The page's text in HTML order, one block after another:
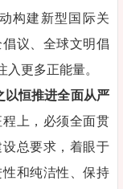
构建新型国际关
议、全球文明倡
更多正能量。
恒推进全面从严
上，必须全面贯
总要求，着眼于
和纯洁性、保持